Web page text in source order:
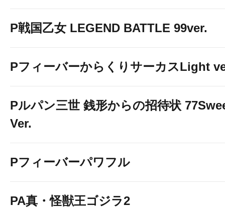
P戦国乙女 LEGEND BATTLE 99ver.
PフィーバーからくりサーカスLight
Pルパン三世 銭形からの招待状
Ver.
Pフィーバーパワフル
PA真・怪獣王ゴジラ2